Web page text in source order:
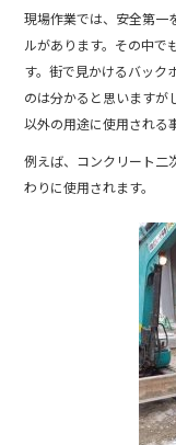
現場作業では、安全第一
ルがあります。その中で
す。街で見かけるバック
のは分かると思いますが
以外の用途に使用される
例えば、コンクリート二
わりに使用されます。